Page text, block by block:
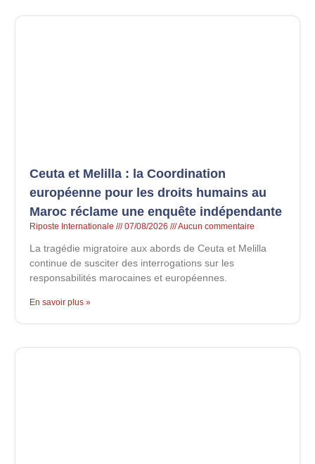
Ceuta et Melilla : la Coordination
européenne pour les droits humains au
Maroc réclame une enquête indépendante
Riposte Internationale 07/08/2026 Aucun commentaire
La tragédie migratoire aux abords de Ceuta et Melilla
continue de susciter des interrogations sur les
responsabilités marocaines et européennes.
En savoir plus »